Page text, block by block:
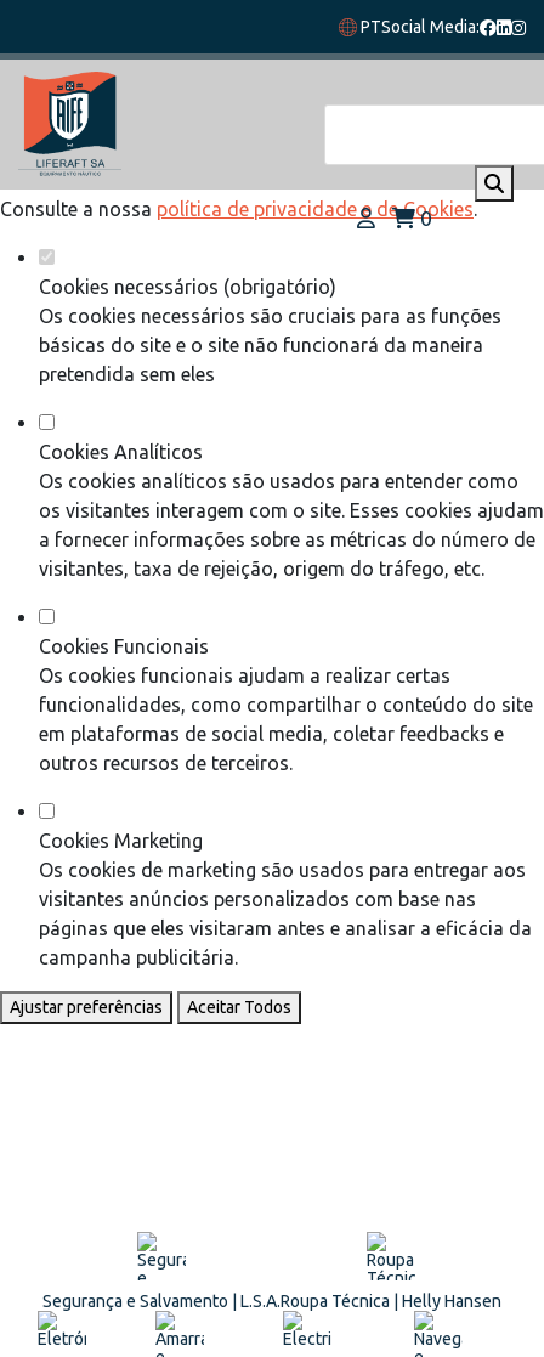
Defina as suas preferências de cookies
para este website.
Este website utiliza cookies estritamente necessários,
analíticos e funcionais, para lhe oferecer uma boa experiência
de navegação e acesso a todas as funcionalidades.
Consulte a nossa política de privacidade e de Cookies.
Cookies necessários (obrigatório)
Os cookies necessários são cruciais para as funções
básicas do site e o site não funcionará da maneira
pretendida sem eles
Cookies Analíticos
Os cookies analíticos são usados para entender como
os visitantes interagem com o site. Esses cookies ajudam
a fornecer informações sobre as métricas do número de
visitantes, taxa de rejeição, origem do tráfego, etc.
Cookies Funcionais
Os cookies funcionais ajudam a realizar certas
funcionalidades, como compartilhar o conteúdo do site
em plataformas de social media, coletar feedbacks e
outros recursos de terceiros.
Cookies Marketing
Os cookies de marketing são usados para entregar aos
visitantes anúncios personalizados com base nas
páginas que eles visitaram antes e analisar a eficácia da
campanha publicitária.
Ajustar preferências Aceitar Todos
PTSocial Media:
0
Segurança e Salvamento | L.S.A.Roupa Técnica | Helly Hansen